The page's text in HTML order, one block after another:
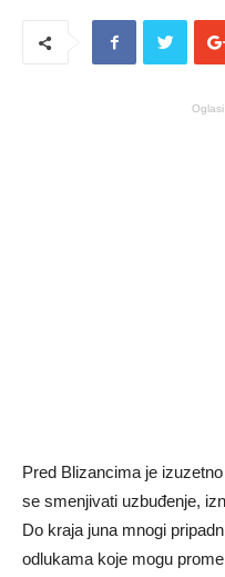
Pred Blizancima je
se smenjivati uzbuđenje,
Do kraja juna mnogi
odlukama koje mogu